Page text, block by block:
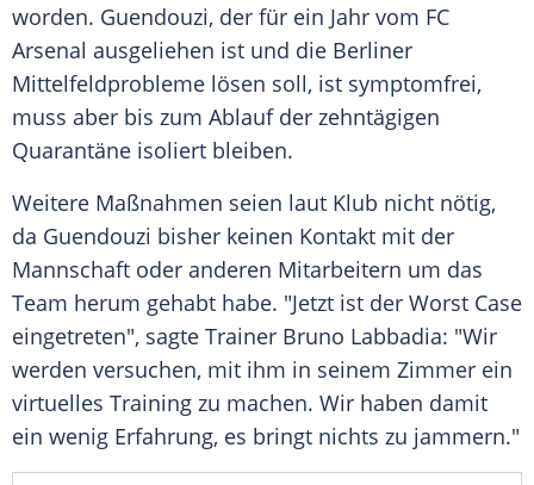
worden. Guendouzi, der für ein Jahr vom FC
Arsenal ausgeliehen ist und die Berliner
Mittelfeldprobleme lösen soll, ist symptomfrei,
muss aber bis zum Ablauf der zehntägigen
Quarantäne isoliert bleiben.
Weitere Maßnahmen seien laut Klub nicht nötig,
da Guendouzi bisher keinen Kontakt mit der
Mannschaft oder anderen Mitarbeitern um das
Team herum gehabt habe. "Jetzt ist der Worst Case
eingetreten", sagte Trainer Bruno Labbadia: "Wir
werden versuchen, mit ihm in seinem Zimmer ein
virtuelles Training zu machen. Wir haben damit
ein wenig Erfahrung, es bringt nichts zu jammern."